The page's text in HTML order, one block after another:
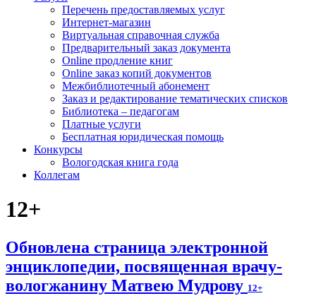
Перечень предоставляемых услуг
Интернет-магазин
Виртуальная справочная служба
Предварительный заказ документа
Online продление книг
Online заказ копий документов
Межбиблиотечный абонемент
Заказ и редактирование тематических списков
Библиотека – педагогам
Платные услуги
Бесплатная юридическая помощь
Конкурсы
Вологодская книга года
Коллегам
12+
Обновлена страница электронной
энциклопедии, посвященная врачу-
вологжанину Матвею Мудрову 12+